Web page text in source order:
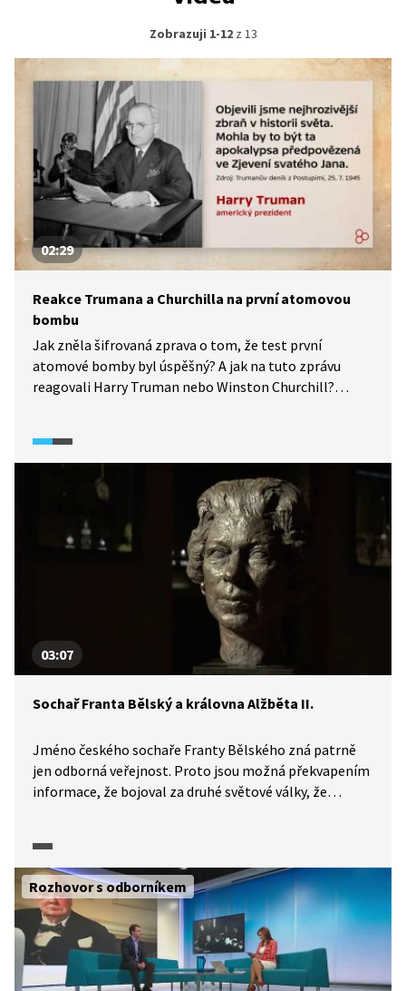
Zobrazuji 1-12z 13
02:29
Reakce Trumana a Churchilla na první atomovou
bombu
Jak zněla šifrovaná zprava o tom, že test první
atomové bomby byl úspěšný? A jak na tuto zprávu
reagovali Harry Truman nebo Winston Churchill?
spíše obavy z případné apokalypsy.
03:07
Sochař Franta Bělský a královna Alžběta II.
Jméno českého sochaře Franty Bělského zná patrně
jen odborná veřejnost. Proto jsou možná překvapením
informace, že bojoval za druhé světové války, že
opona. A také že vytvořil sochu královny matky, prince
Philipa a že vrcholem jeho tvorby byla podobizna
královny Alžběty II. Mimochodem, vytvořil i sochu
malého prince Williama, budoucího anglického krále.
Rozhovor s odborníkem